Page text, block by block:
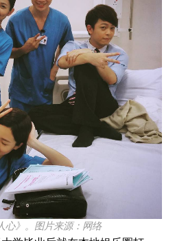
心》。图片来源：网络